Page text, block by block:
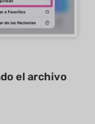
el archivo